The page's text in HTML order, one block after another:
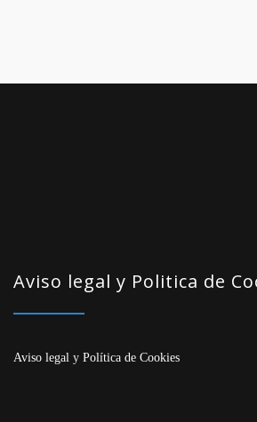
Aviso legal y Politica de
Aviso legal y Política de Cookies